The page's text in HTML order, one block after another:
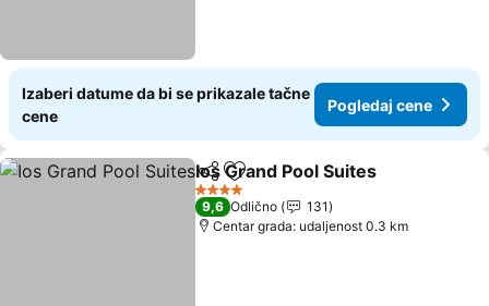
Izaberi datume da bi se prikazale tačne
cene
Pogledaj cene
Deli Dodati u favorite
Ios Grand Pool Suites
4 Zvezdice
9,6 Odlično
131
Centar grada: udaljenost 0.3 km